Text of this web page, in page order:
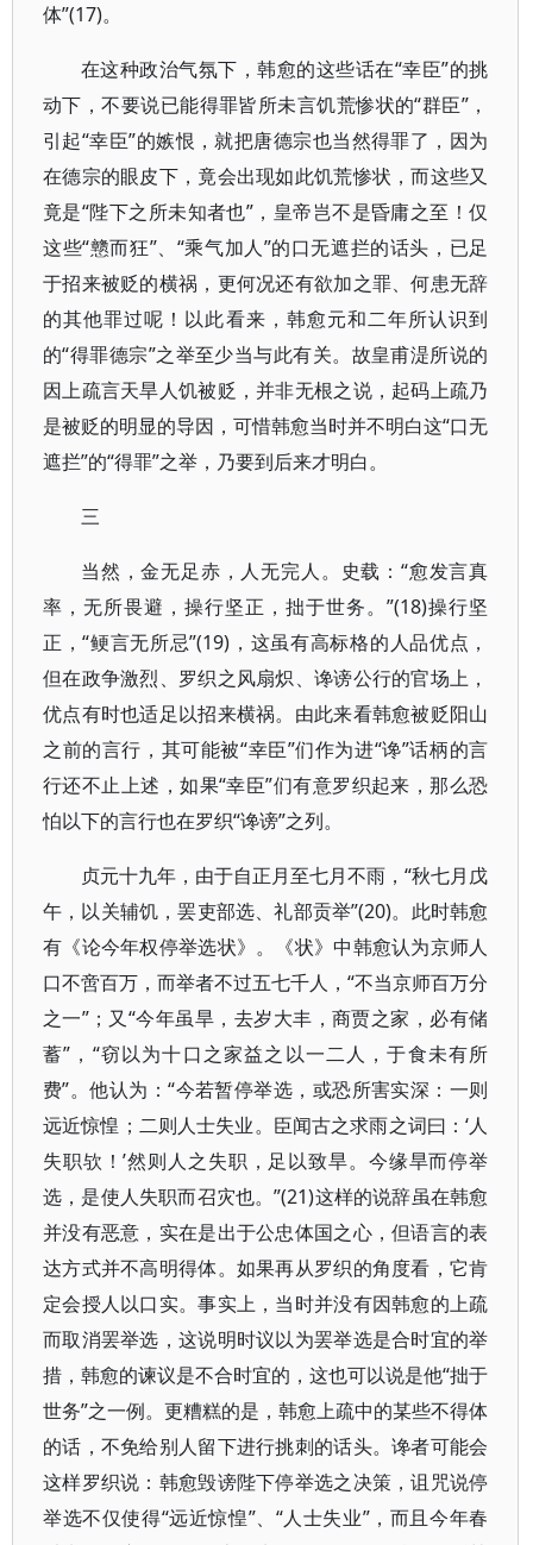
体”(17)。
在这种政治气氛下，韩愈的这些话在“幸臣”的挑
动下，不要说已能得罪皆所未言饥荒惨状的“群臣”，
引起“幸臣”的嫉恨，就把唐德宗也当然得罪了，因为
在德宗的眼皮下，竟会出现如此饥荒惨状，而这些又
竟是“陛下之所未知者也”，皇帝岂不是昏庸之至！仅
这些“戆而狂”、“乘气加人”的口无遮拦的话头，已足
于招来被贬的横祸，更何况还有欲加之罪、何患无辞
的其他罪过呢！以此看来，韩愈元和二年所认识到
的“得罪德宗”之举至少当与此有关。故皇甫湜所说的
因上疏言天旱人饥被贬，并非无根之说，起码上疏乃
是被贬的明显的导因，可惜韩愈当时并不明白这“口无
遮拦”的“得罪”之举，乃要到后来才明白。
三
当然，金无足赤，人无完人。史载：“愈发言真
率，无所畏避，操行坚正，拙于世务。”(18)操行坚
正，“鲠言无所忌”(19)，这虽有高标格的人品优点，
但在政争激烈、罗织之风扇炽、谗谤公行的官场上，
优点有时也适足以招来横祸。由此来看韩愈被贬阳山
之前的言行，其可能被“幸臣”们作为进“谗”话柄的言
行还不止上述，如果“幸臣”们有意罗织起来，那么恐
怕以下的言行也在罗织“谗谤”之列。
贞元十九年，由于自正月至七月不雨，“秋七月戊
午，以关辅饥，罢吏部选、礼部贡举”(20)。此时韩愈
有《论今年权停举选状》。《状》中韩愈认为京师人
口不啻百万，而举者不过五七千人，“不当京师百万分
之一”；又“今年虽旱，去岁大丰，商贾之家，必有储
蓄”，“窃以为十口之家益之以一二人，于食未有所
费”。他认为：“今若暂停举选，或恐所害实深：一则
远近惊惶；二则人士失业。臣闻古之求雨之词曰：‘人
失职欤！’然则人之失职，足以致旱。今缘旱而停举
选，是使人失职而召灾也。”(21)这样的说辞虽在韩愈
并没有恶意，实在是出于公忠体国之心，但语言的表
达方式并不高明得体。如果再从罗织的角度看，它肯
定会授人以口实。事实上，当时并没有因韩愈的上疏
而取消罢举选，这说明时议以为罢举选是合时宜的举
措，韩愈的谏议是不合时宜的，这也可以说是他“拙于
世务”之一例。更糟糕的是，韩愈上疏中的某些不得体
的话，不免给别人留下进行挑刺的话头。谗者可能会
这样罗织说：韩愈毁谤陛下停举选之决策，诅咒说停
举选不仅使得“远近惊惶”、“人士失业”，而且今年春